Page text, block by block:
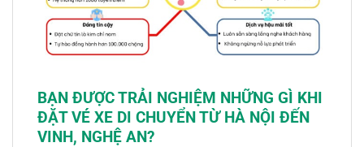
BẠN ĐƯỢC TRẢI NGHIỆM NHỮNG GÌ KHI
ĐẶTVÉ XE DI CHUYỂN TỪ HÀ NỘI ĐẾN
VINH, NGHỆ AN?